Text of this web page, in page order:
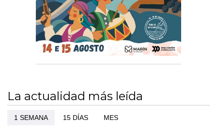
La actualidad más leída
1 SEMANA 15 DÍAS MES